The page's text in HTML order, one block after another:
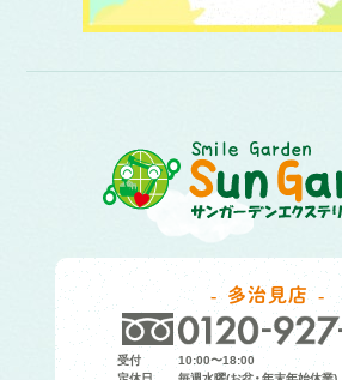
多治見店
受付
10:00〜18:00